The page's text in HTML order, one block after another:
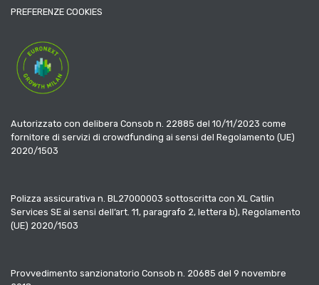
PREFERENZE COOKIES
Autorizzato con delibera Consob n. 22885 del 10/11/2023 come
fornitore di servizi di crowdfunding ai sensi del Regolamento (UE)
2020/1503
Polizza assicurativa n. BL27000003 sottoscritta con XL Catlin
Services SE ai sensi dell’art. 11, paragrafo 2, lettera b), Regolamento
(UE) 2020/1503
Provvedimento sanzionatorio Consob n. 20685 del 9 novembre